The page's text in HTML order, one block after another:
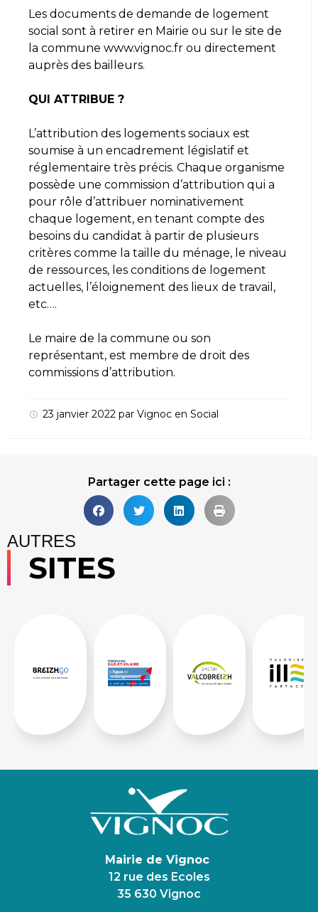
Les documents de demande de logement
social sont à retirer en Mairie ou sur le site de
la commune www.vignoc.fr ou directement
auprès des bailleurs.
QUI ATTRIBUE ?
L’attribution des logements sociaux est
soumise à un encadrement législatif et
réglementaire très précis. Chaque organisme
possède une commission d’attribution qui a
pour rôle d’attribuer nominativement
chaque logement, en tenant compte des
besoins du candidat à partir de plusieurs
critères comme la taille du ménage, le niveau
de ressources, les conditions de logement
actuelles, l’éloignement des lieux de travail,
etc….
Le maire de la commune ou son
représentant, est membre de droit des
commissions d’attribution.
23 janvier 2022 par Vignoc en Social
Partager cette page ici :
AUTRES
SITES
Mairie de Vignoc
12 rue des Ecoles
35 630 Vignoc